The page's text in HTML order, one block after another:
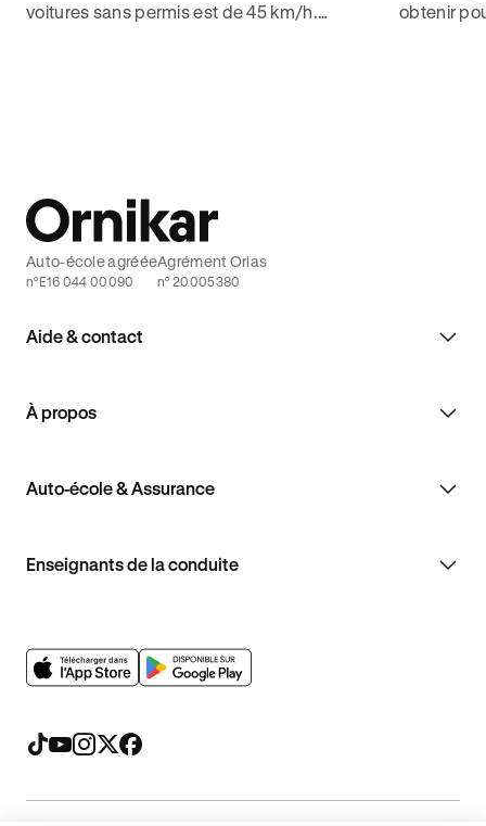
voitures sans permis est de 45 km/h.
obtenir
Aide & contact
À propos
Auto-école & Assurance
Enseignants de la conduite
Auto-école agréée
n°E16 044 00090
Agrément Orias
n° 20005380